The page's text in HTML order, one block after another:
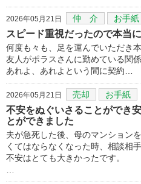
2026年05月21日 仲 介 お手紙
スピード重視だったので本当
何度も々も、足を運んでいただき
友人がポラスさんに勤めている関
あれよ、あれよという間に契約…
2026年05月21日 売却 お手紙
不安をぬぐいさることができ
とができました
夫が急死した後、母のマンション
くてはならなくなった時、相談相
不安はとても大きかったです。